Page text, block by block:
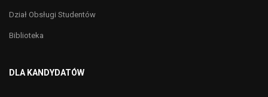
Dział Obsługi Studentów
Biblioteka
DLA KANDYDATÓW